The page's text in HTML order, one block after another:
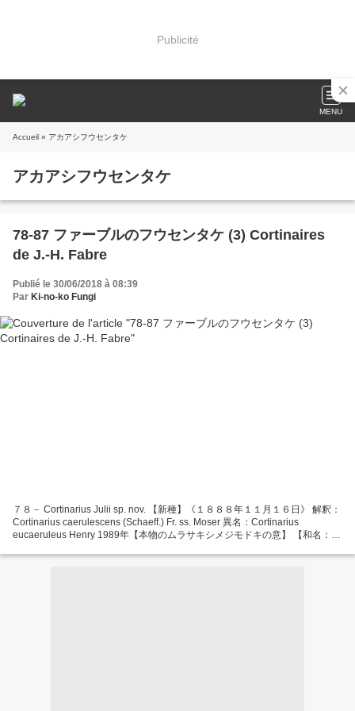
Publicité
MENU
Accueil » アカアシフウセンタケ
アカアシフウセンタケ
78-87 ファーブルのフウセンタケ (3) Cortinaires
de J.-H. Fabre
Publié le 30/06/2018 à 08:39
Par Ki-no-ko Fungi
７８－ Cortinarius Julii sp. nov. 【新種】《１８８８年１１月１６日》 解釈：
Cortinarius caerulescens (Schaeff.) Fr. ss. Moser 異名：Cortinarius
eucaeruleus Henry 1989年【本物のムラサキシメジモドキの意】 【和名：ム
Julii は彼の息子の Jules に贈った名前で、ファ－ブルによって特別に新しく